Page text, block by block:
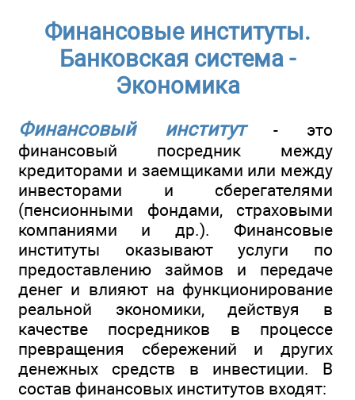
Финансовые институты.
Банковская система -
Экономика
Финансовый институт- это
финансовый посредник между
кредиторами и заемщиками или между
инвесторами и сберегателями
(пенсионными фондами, страховыми
компаниями и др.). Финансовые
институты оказывают услуги по
предоставлению займов и передаче
денег и влияют на функционирование
реальной экономики, действуя в
качестве посредников в процессе
превращения сбережений и других
денежных средств в инвестиции. В
состав финансовых институтов входят: